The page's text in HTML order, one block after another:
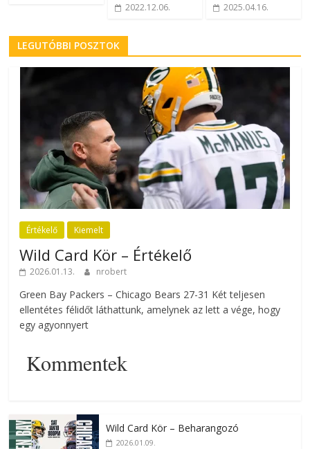
2022.12.06. 2025.04.16.
LEGUTÓBBI POSZTOK
Értékelő Kiemelt
Wild Card Kör – Értékelő
2026.01.13. nrobert
Green Bay Packers – Chicago Bears 27-31 Két teljesen
ellentétes félidőt láthattunk, amelynek az lett a vége, hogy
egy agyonnyert
Kommentek
Wild Card Kör – Beharangozó
2026.01.09.